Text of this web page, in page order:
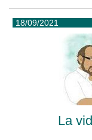
18/09/2021
La